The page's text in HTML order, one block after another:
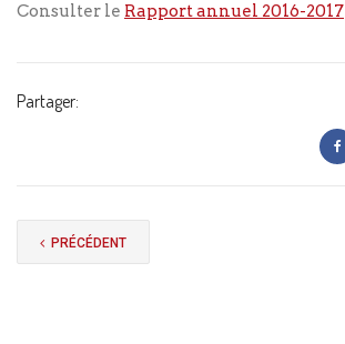
Consulter le Rapport annuel 2016-2017
Partager:
PRÉCÉDENT